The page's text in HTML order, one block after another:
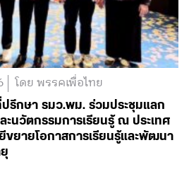
โดย พรรคเพื่อไทย
ปรึกษา รมว.พม. ร่วมประชุมแลก
ะนวัตกรรมการเรียนรู้ ณ ประเทศ
ยีขยายโอกาสการเรียนรู้และพัฒนา